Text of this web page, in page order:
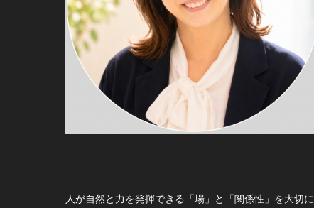
人が自然と力を発揮できる「場」と「関係性」を大切に